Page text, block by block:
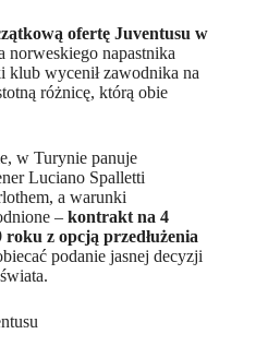
ofertę Juventusu w
norweskiego napastnika
klub wycenił zawodnika na
różnicę, którą obie
w Turynie panuje
Luciano Spalletti
a warunki
– kontrakt na 4
z opcją przedłużenia
podanie jasnej decyzji